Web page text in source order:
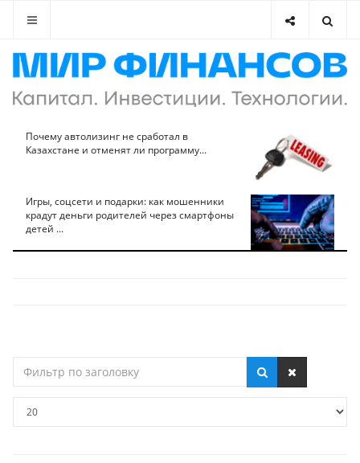
Почему автолизинг не сработал в
Казахстане и отменят ли программу...
Игры, соцсети и подарки: как мошенники
крадут деньги родителей через смартфоны
детей ...
по